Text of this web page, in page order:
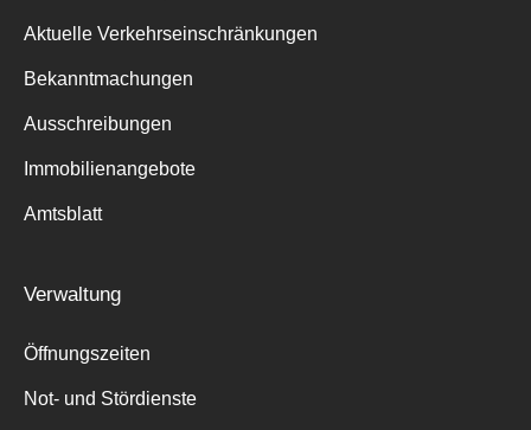
Suche
Aktuelle Verkehrseinschränkungen
Bekanntmachungen
Ausschreibungen
Immobilienangebote
Amtsblatt
Verwaltung
Öffnungszeiten
Not- und Stördienste